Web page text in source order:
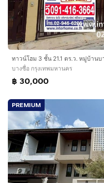
บางซื่อ กรุงเทพมหานคร
฿ 30,000
PREMIUM